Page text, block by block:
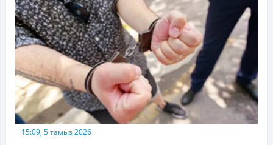
15:09, 5 тамыз 2026